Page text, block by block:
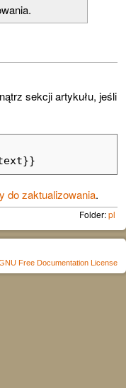
sekcji artykułu, jeśli
do zaktualizowania.
Folder:pl
Free Documentation License